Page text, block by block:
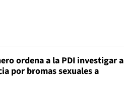
ordena a la PDI investigar a
por bromas sexuales a